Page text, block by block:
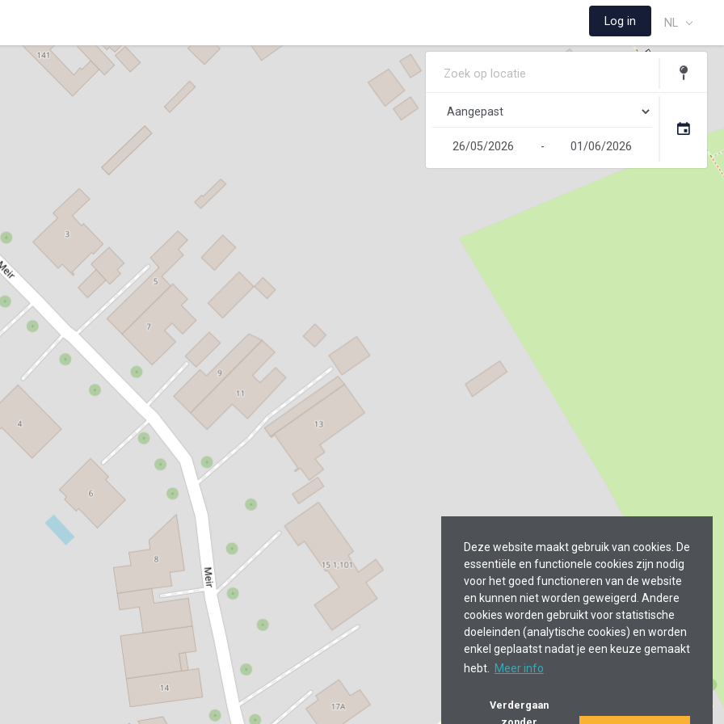
Deze website maakt gebruik van cookies. De
essentiële en functionele cookies zijn nodig
voor het goed functioneren van de website
en kunnen niet worden geweigerd. Andere
cookies worden gebruikt voor statistische
doeleinden (analytische cookies) en worden
enkel geplaatst nadat je een keuze gemaakt
hebt.
Meer info
Verdergaan
Log in NL
-